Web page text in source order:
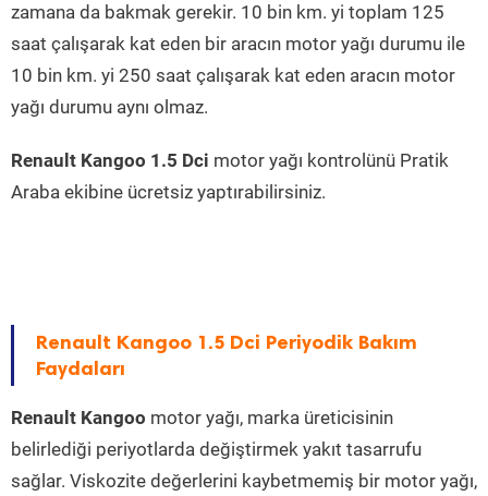
zamana da bakmak gerekir. 10 bin km. yi toplam 125
saat çalışarak kat eden bir aracın motor yağı durumu ile
10 bin km. yi 250 saat çalışarak kat eden aracın motor
yağı durumu aynı olmaz.
Renault Kangoo 1.5 Dci motor yağı kontrolünü Pratik
Araba ekibine ücretsiz yaptırabilirsiniz.
Renault Kangoo 1.5 Dci Periyodik Bakım
Faydaları
Renault Kangoo motor yağı, marka üreticisinin
belirlediği periyotlarda değiştirmek yakıt tasarrufu
sağlar. Viskozite değerlerini kaybetmemiş bir motor yağı,